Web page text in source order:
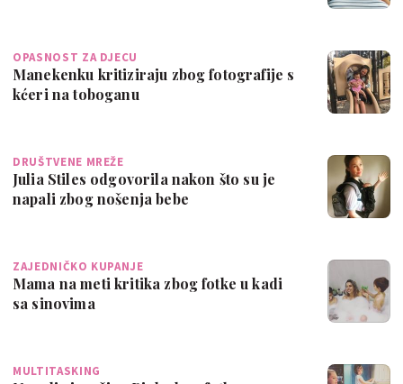
OPASNOST ZA DJECU
Manekenku kritiziraju zbog fotografije s
kćeri na toboganu
DRUŠTVENE MREŽE
Julia Stiles odgovorila nakon što su je
napali zbog nošenja bebe
ZAJEDNIČKO KUPANJE
Mama na meti kritika zbog fotke u kadi
sa sinovima
MULTITASKING